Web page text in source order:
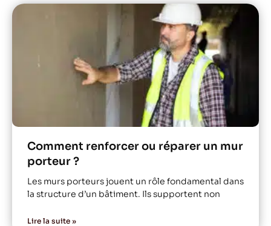
Comment renforcer ou réparer un mur
porteur ?
Les murs porteurs jouent un rôle fondamental dans
la structure d’un bâtiment. Ils supportent non
Lire la suite »